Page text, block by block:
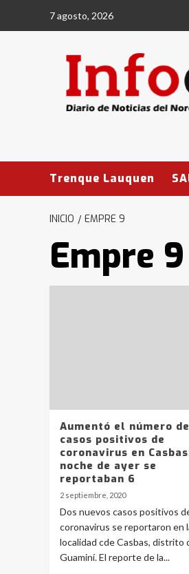
7 agosto, 2026
Trenque Lauquen
INICIO EMPRE 9
Empre 9
Aumentó el número de
casos positivos de
coronavirus en
noche de ayer se
reportaban 6
2 septiembre, 2020
Dos nuevos casos positivos
coronavirus se reportaron en
localidad cde Casbas, distrito
Guaminí. El reporte de la...